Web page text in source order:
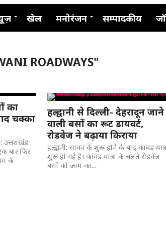
खेल मनोरंजन सम्पादकीय
ROADWAYS"
का
चक्का
बार फिर
के
हल्द्वानी से दिल्ली- देहरादून जाने
वाली बसों का रूट डायवर्ट,
रोडवेज ने बढ़ाया किराया
हल्द्वानी: सावन के शुरू होने के बाद कांवड़
शुरू हो गई है। कांवड़ यात्रा के चलते रोडवेज
बसों को जाम का...